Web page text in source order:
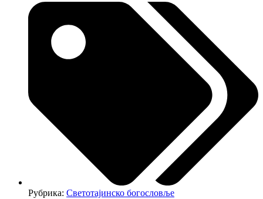
Рубрика: Светотајинско богословље